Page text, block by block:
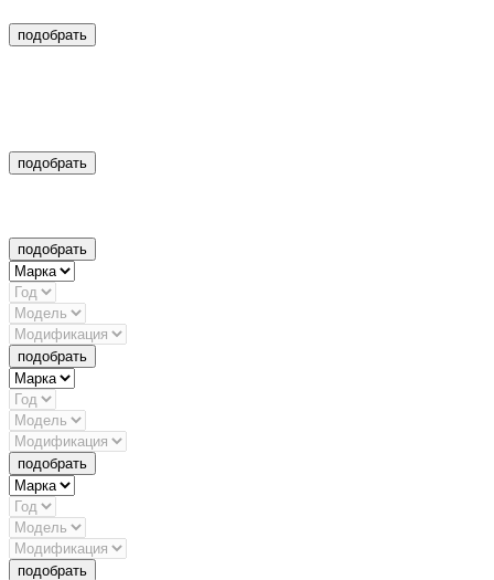
подобрать
подобрать
подобрать
подобрать
подобрать
подобрать